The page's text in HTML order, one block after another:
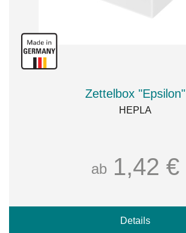
Zettelbox "Epsilon"
HEPLA
ab 1,42 €
Details